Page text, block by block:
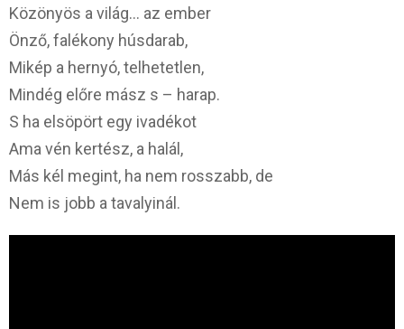
Közönyös a világ… az ember
Önző, falékony húsdarab,
Mikép a hernyó, telhetetlen,
Mindég előre mász s – harap.
S ha elsöpört egy ivadékot
Ama vén kertész, a halál,
Más kél megint, ha nem rosszabb, de
Nem is jobb a tavalyinál.